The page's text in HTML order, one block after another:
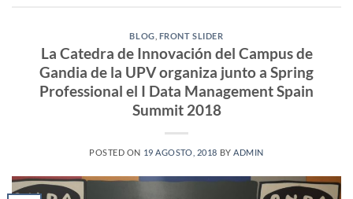
BLOG FRONT SLIDER
La Catedra de Innovación del Campus de
Gandia de la UPV organiza junto a Spring
Professional el I Data Management Spain
Summit 2018
POSTED ON 19 AGOSTO, 2018 BYADMIN